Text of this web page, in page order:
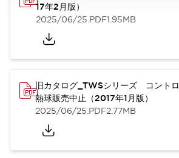
17年2月版）
2025/06/25.PDF1.95MB
旧カタログ_TWSシリーズ コント
熱球販売中止（2017年1月版）
2025/06/25.PDF2.77MB